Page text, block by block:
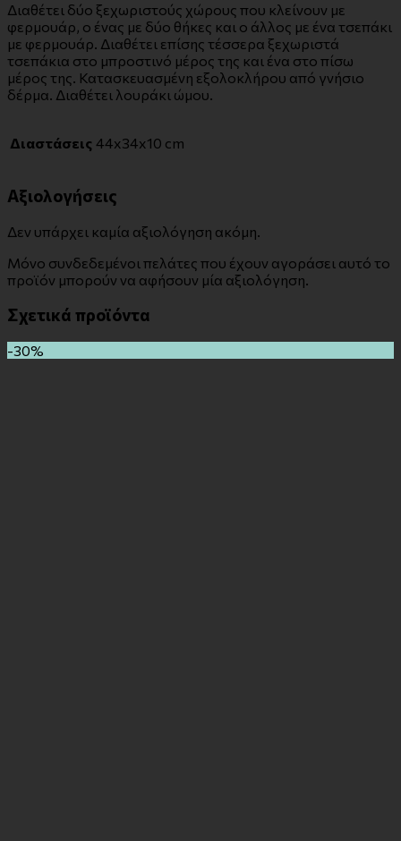
Διαθέτει δύο ξεχωριστούς χώρους που κλείνουν με
φερμουάρ, ο ένας με δύο θήκες και ο άλλος με ένα τσεπάκι
με φερμουάρ. Διαθέτει επίσης τέσσερα ξεχωριστά
τσεπάκια στο μπροστινό μέρος της και ένα στο πίσω
μέρος της. Κατασκευασμένη εξολοκλήρου από γνήσιο
δέρμα. Διαθέτει λουράκι ώμου.
Διαστάσεις 44x34x10 cm
Αξιολογήσεις
Δεν υπάρχει καμία αξιολόγηση ακόμη.
Μόνο συνδεδεμένοι πελάτες που έχουν αγοράσει αυτό το
προϊόν μπορούν να αφήσουν μία αξιολόγηση.
Σχετικά προϊόντα
-30%